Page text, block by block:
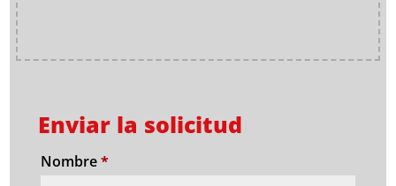
Enviar la solicitud
Nombre*